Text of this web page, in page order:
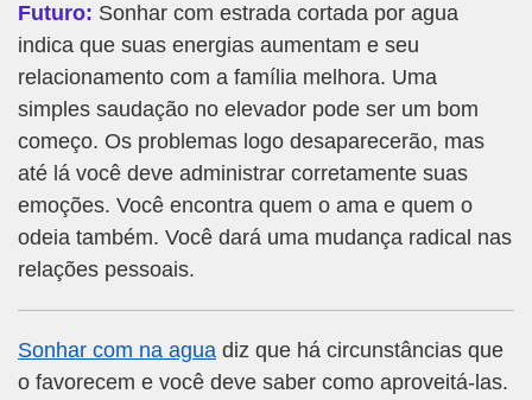
Futuro: Sonhar com estrada cortada por agua
indica que suas energias aumentam e seu
relacionamento com a família melhora. Uma
simples saudação no elevador pode ser um bom
começo. Os problemas logo desaparecerão, mas
até lá você deve administrar corretamente suas
emoções. Você encontra quem o ama e quem o
odeia também. Você dará uma mudança radical nas
relações pessoais.
Sonhar com na agua diz que há circunstâncias que
o favorecem e você deve saber como aproveitá-las.